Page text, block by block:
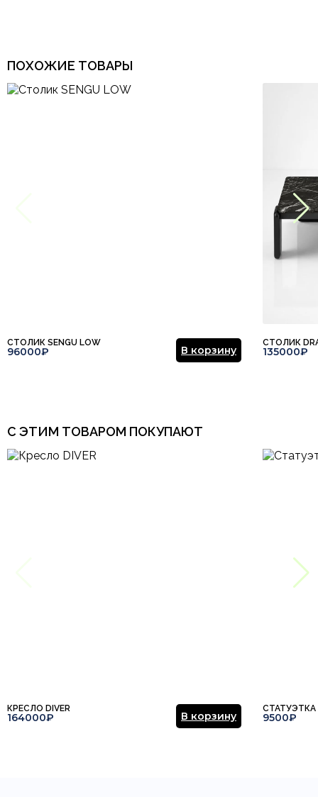
Этот отзыв основан на моём опыте и выражает моё личное
ПОХОЖИЕ ТОВАРЫ
СТОЛИК SENGU LOW
96000₽ В корзину
СТОЛИК
135000₽
С ЭТИМ ТОВАРОМ ПОКУПАЮТ
КРЕСЛО DIVER
164000₽ В корзину
СТАТУЭТКА
9500₽